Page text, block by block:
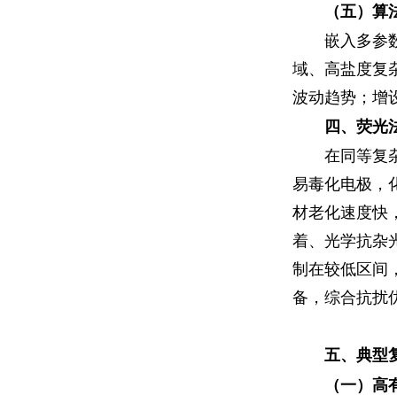
（五）
嵌入多参
域、高盐度复
波动趋势；增
四、荧光
在同等复
易毒化电极，
材老化速度快
着、光学抗杂
制在较低区间
备，综合抗扰
五、典型
（一）